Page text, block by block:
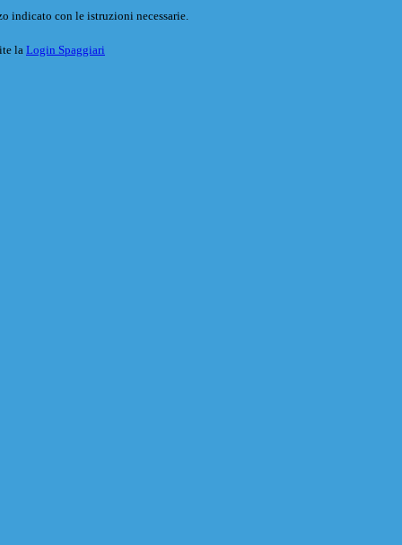
indicato con le istruzioni necessarie.
la Login Spaggiari